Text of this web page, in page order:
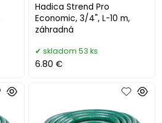
Hadica Strend Pro
Economic, 3/4", L-10 m,
záhradná
skladom 53 ks
6.80 €